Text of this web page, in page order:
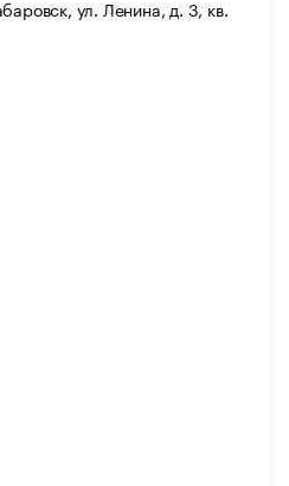
ул. Ленина, д. 3, кв.